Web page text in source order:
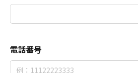
電話番号